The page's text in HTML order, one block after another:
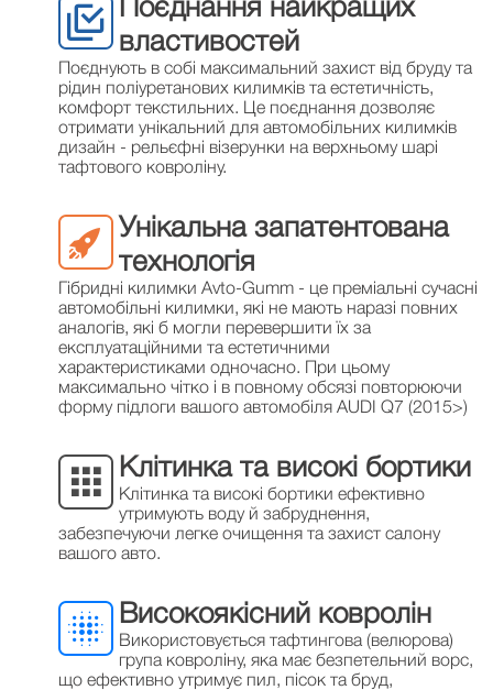
властивостей
Поєднують в собі максимальний захист від бруду та
рідин поліуретанових килимків та естетичність,
комфорт текстильних. Це поєднання дозволяє
отримати унікальний для автомобільних килимків
дизайн - рельєфні візерунки на верхньому шарі
тафтового ковроліну.
Унікальна запатентована
технологія
Гібридні килимки Avto-Gumm - це преміальні сучасні
автомобільні килимки, які не мають наразі повних
аналогів, які б могли перевершити їх за
експлуатаційними та естетичними
характеристиками одночасно. При цьому
максимально чітко і в повному обсязі повторюючи
форму підлоги вашого автомобіля AUDI Q7 (2015>)
Клітинка та високі бортики
Клітинка та високі бортики ефективно
утримують воду й забруднення,
забезпечуючи легке очищення та захист салону
вашого авто.
Високоякісний ковролін
Використовується тафтингова (велюрова)
група ковроліну, яка має безпетельний ворс,
що ефективно утримує пил, пісок та бруд,